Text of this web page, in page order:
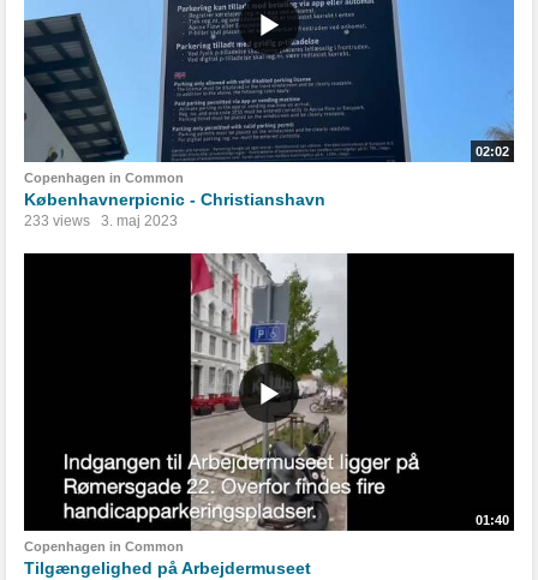
02:02
Copenhagen in Common
Københavnerpicnic - Christianshavn
233 views 3. maj 2023
01:40
Copenhagen in Common
Tilgængelighed på Arbejdermuseet